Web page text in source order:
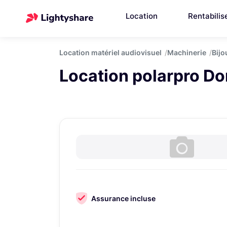
Location
Location matériel audiovisuel Machinerie
Location polarpro
Assurance incluse